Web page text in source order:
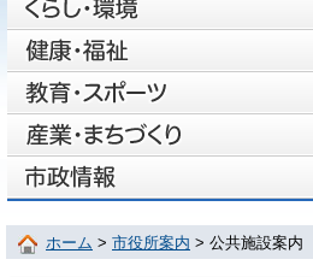
ホーム > 市役所案内 > 公共施設案内